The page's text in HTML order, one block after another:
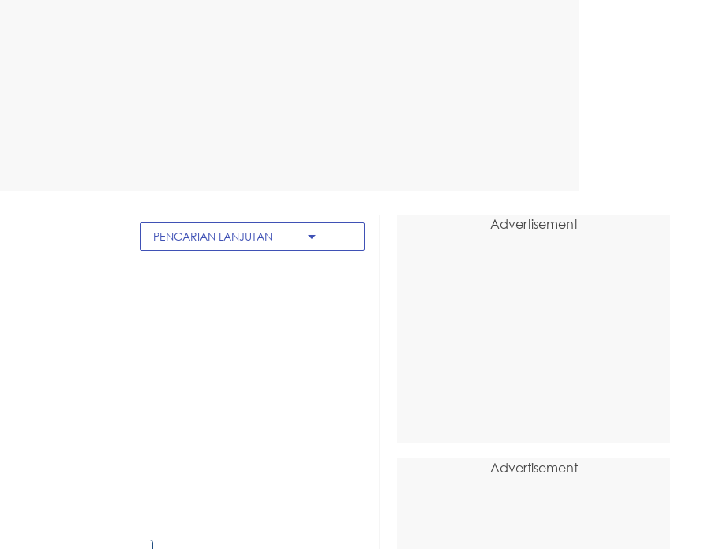
PENCARIAN LANJUTAN arrow_drop_down
Advertisement
Advertisement